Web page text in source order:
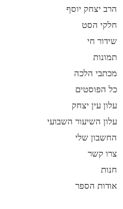
הרב יצחק יוסף
חלקי הסט
שידור חי
תמונות
מכתבי הלכה
כל הפוסטים
עלון עין יצחק
עלון השיעור השבועי
החשבון שלי
צרו קשר
חנות
אודות הספר